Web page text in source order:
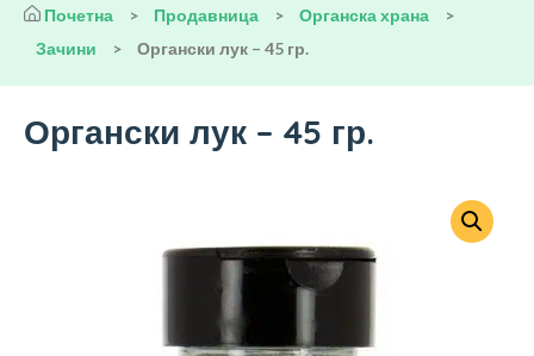
Почетна > Продавница > Органска храна
>
Зачини
> Органски лук – 45 гр.
Органски лук – 45 гр.